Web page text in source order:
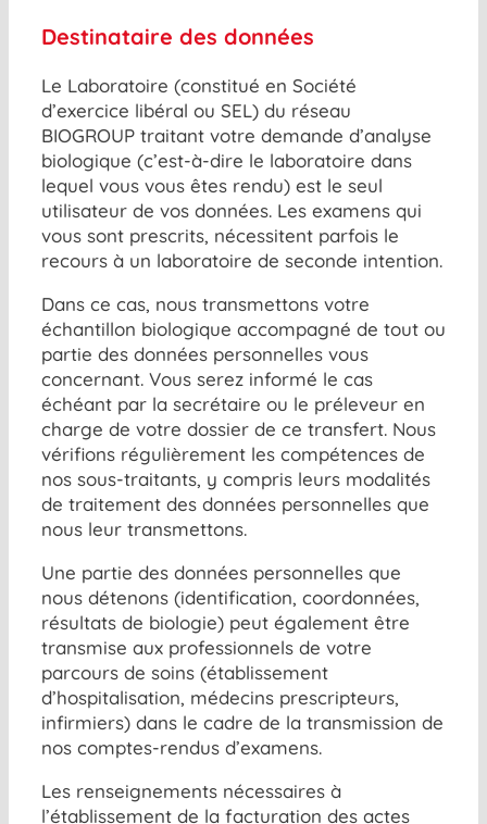
Destinataire des données
Le Laboratoire (constitué en Société
d’exercice libéral ou SEL) du réseau
BIOGROUP traitant votre demande d’analyse
biologique (c’est-à-dire le laboratoire dans
lequel vous vous êtes rendu) est le seul
utilisateur de vos données. Les examens qui
vous sont prescrits, nécessitent parfois le
recours à un laboratoire de seconde intention.
Dans ce cas, nous transmettons votre
échantillon biologique accompagné de tout ou
partie des données personnelles vous
concernant. Vous serez informé le cas
échéant par la secrétaire ou le préleveur en
charge de votre dossier de ce transfert. Nous
vérifions régulièrement les compétences de
nos sous-traitants, y compris leurs modalités
de traitement des données personnelles que
nous leur transmettons.
Une partie des données personnelles que
nous détenons (identification, coordonnées,
résultats de biologie) peut également être
transmise aux professionnels de votre
parcours de soins (établissement
d’hospitalisation, médecins prescripteurs,
infirmiers) dans le cadre de la transmission de
nos comptes-rendus d’examens.
Les renseignements nécessaires à
l’établissement de la facturation des actes